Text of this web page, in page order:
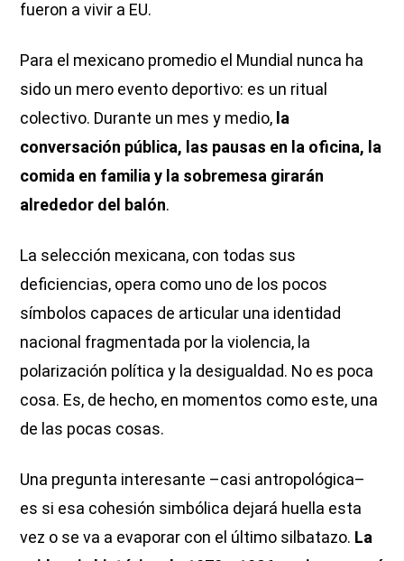
fueron a vivir a EU.
Para el mexicano promedio el Mundial nunca ha
sido un mero evento deportivo: es un ritual
colectivo. Durante un mes y medio, la
conversación pública, las pausas en la oficina, la
comida en familia y la sobremesa girarán
alrededor del balón.
La selección mexicana, con todas sus
deficiencias, opera como uno de los pocos
símbolos capaces de articular una identidad
nacional fragmentada por la violencia, la
polarización política y la desigualdad. No es poca
cosa. Es, de hecho, en momentos como este, una
de las pocas cosas.
Una pregunta interesante –casi antropológica–
es si esa cohesión simbólica dejará huella esta
vez o se va a evaporar con el último silbatazo. La